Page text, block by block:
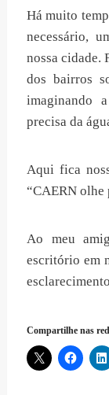
Há muito
necessário,
nossa cidade.
dos bairros
imaginando
precisa da
Aqui fica
“CAERN olhe
Ao meu
escritório em
Compartilhe nas